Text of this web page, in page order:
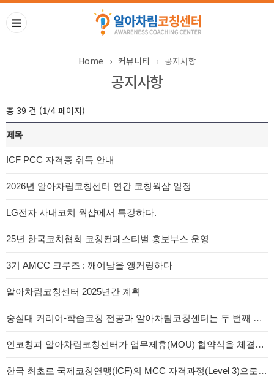
Home › 커뮤니티 › 공지사항
공지사항
총 39 건 (1/4 페이지)
제목
ICF PCC 자격증 취득 안내
2026년 알아차림코칭센터 연간 코칭웍샵 일정
LG전자 사내코치 웍샵에서 특강하다.
25년 한국코치협회 코칭컨페스티벌 홍보부스 운영
3기 AMCC 크루즈 : 깨어남을 앵커링하다
알아차림코칭센터 2025년간 계획
숭실대 커리어-학습코칭 전공과 알아차림코칭센터는 두 번째 상호협약(MOU)를 체결했다.
인코칭과 알아차림코칭센터가 업무제휴(MOU) 협약식을 체결하였습니다.
한국 최초로 국제코칭연맹(ICF)의 MCC 자격과정(Level 3)으로 인증받았다.